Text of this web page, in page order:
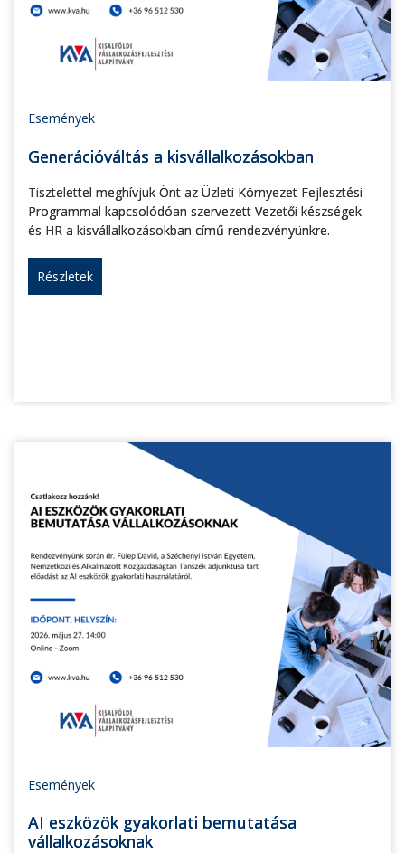
Események
Generációváltás a kisvállalkozásokban
Tisztelettel meghívjuk Önt az Üzleti Környezet Fejlesztési
Programmal kapcsolódóan szervezett Vezetői készségek
és HR a kisvállalkozásokban című rendezvényünkre.
Részletek
Események
AI eszközök gyakorlati bemutatása
vállalkozásoknak